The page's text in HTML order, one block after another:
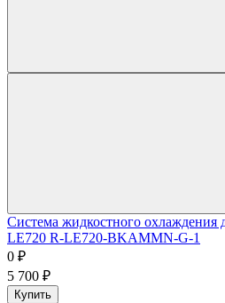
Система жидкостного охлаждения
LE720 R-LE720-BKAMMN-G-1
0 ₽
5 700 ₽
Купить